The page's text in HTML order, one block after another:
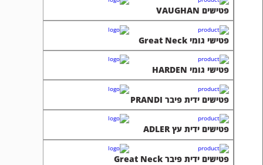
פטישים VAUGHAN
פטישי גומי Great Neck
פטישי גומי HARDEN
פטישים ידית פיבר PRANDI
פטישים ידית עץ ADLER
פטישים ידית פיבר Great Neck